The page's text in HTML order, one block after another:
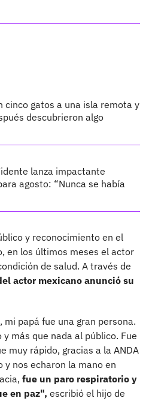
cinco gatos a una isla remota y
descubrieron algo
lanza impactante
agosto: “Nunca se había
y reconocimiento en el
en los últimos meses el actor
de salud. A través de
actor mexicano anunció su
papá fue una gran persona.
más que nada al público. Fue
muy rápido, gracias a la ANDA
y nos echaron la mano en
fue un paro respiratorio y
en paz", escribió el hijo de